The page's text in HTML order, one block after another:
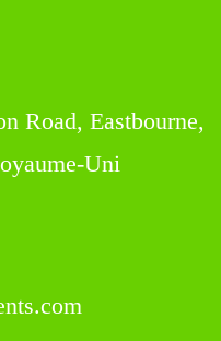
Road, Eastbourne,
Uni